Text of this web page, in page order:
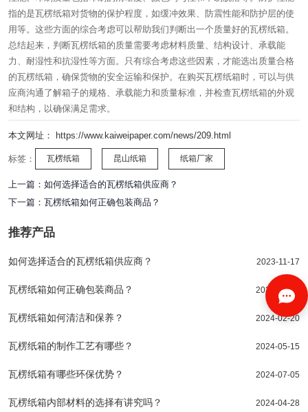
指的是瓦楞纸箱对货物的保护程度，如缓冲效果、防震性能和防护层的使
用等。这些方面的综合考虑可以帮助我们判断出一个质量好的瓦楞纸箱。
总结起来，判断瓦楞纸箱的质量需要考虑材料质量、结构设计、承载能
力、耐湿性和抗湿性等方面。只有综合考虑这些因素，才能选出质量合格
的瓦楞纸箱，确保货物的安全运输和保护。在购买瓦楞纸箱时，可以与供
应商沟通了解箱子的规格、承载能力和质量标准，并检查瓦楞纸箱的外观
和结构，以确保满足需求。
本文网址： https://www.kaiweipaper.com/news/209.html
标签： 瓦楞纸箱 昆山纸箱 纸箱厂家
上一篇： 如何选择适合的瓦楞纸箱供应商？
下一篇： 瓦楞纸箱如何正确包装商品？
推荐产品
2023-11-17
如何选择适合的瓦楞纸箱供应商？
2024-01-10
瓦楞纸箱如何正确包装商品？
2024-02-20
瓦楞纸箱如何清洁和保养？
2024-05-15
瓦楞纸箱的制作工艺有哪些？
2024-07-05
瓦楞纸箱有哪些环保优势？
2024-04-28
瓦楞纸箱内部材料的选择有讲究吗？